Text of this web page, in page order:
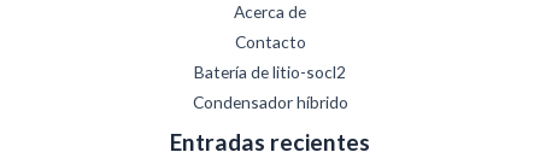
Acerca de
Contacto
Batería de litio-socl2
Condensador híbrido
Entradas recientes